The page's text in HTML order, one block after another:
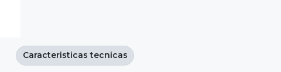
Caracteristicas tecnicas